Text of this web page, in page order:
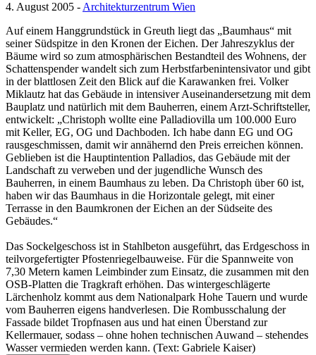
4. August 2005 -Architekturzentrum Wien
Auf einem Hanggrundstück in Greuth liegt das „Baumhaus“ mit
seiner Südspitze in den Kronen der Eichen. Der Jahreszyklus der
Bäume wird so zum atmosphärischen Bestandteil des Wohnens, der
Schattenspender wandelt sich zum Herbstfarbenintensivator und gibt
in der blattlosen Zeit den Blick auf die Karawanken frei. Volker
Miklautz hat das Gebäude in intensiver Auseinandersetzung mit dem
Bauplatz und natürlich mit dem Bauherren, einem Arzt-Schriftsteller,
entwickelt: „Christoph wollte eine Palladiovilla um 100.000 Euro
mit Keller, EG, OG und Dachboden. Ich habe dann EG und OG
rausgeschmissen, damit wir annähernd den Preis erreichen können.
Geblieben ist die Hauptintention Palladios, das Gebäude mit der
Landschaft zu verweben und der jugendliche Wunsch des
Bauherren, in einem Baumhaus zu leben. Da Christoph über 60 ist,
haben wir das Baumhaus in die Horizontale gelegt, mit einer
Terrasse in den Baumkronen der Eichen an der Südseite des
Gebäudes.“
Das Sockelgeschoss ist in Stahlbeton ausgeführt, das Erdgeschoss in
teilvorgefertigter Pfostenriegelbauweise. Für die Spannweite von
7,30 Metern kamen Leimbinder zum Einsatz, die zusammen mit den
OSB-Platten die Tragkraft erhöhen. Das wintergeschlägerte
Lärchenholz kommt aus dem Nationalpark Hohe Tauern und wurde
vom Bauherren eigens handverlesen. Die Rombusschalung der
Fassade bildet Tropfnasen aus und hat einen Überstand zur
Kellermauer, sodass – ohne hohen technischen Auwand – stehendes
Wasser vermieden werden kann. (Text: Gabriele Kaiser)